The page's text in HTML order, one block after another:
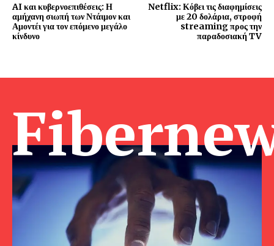
AI και κυβερνοεπιθέσεις: Η
αμήχανη σιωπή των Ντάιμον και
Αμοντέι για τον επόμενο μεγάλο
κίνδυνο
Netflix: Κόβει τις διαφημίσεις
με 20 δολάρια, στροφή
streaming προς την
παραδοσιακή TV